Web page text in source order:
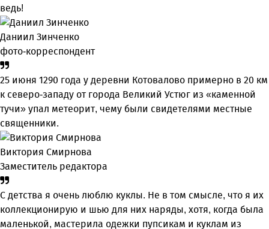
ведь!
Даниил Зинченко
фото-корреспондент
25 июня 1290 года у деревни Котовалово примерно в 20 км
к северо-западу от города Великий Устюг из «каменной
тучи» упал метеорит, чему были свидетелями местные
священники.
Виктория Смирнова
Заместитель редактора
С детства я очень люблю куклы. Не в том смысле, что я их
коллекционирую и шью для них наряды, хотя, когда была
маленькой, мастерила одежки пупсикам и куклам из